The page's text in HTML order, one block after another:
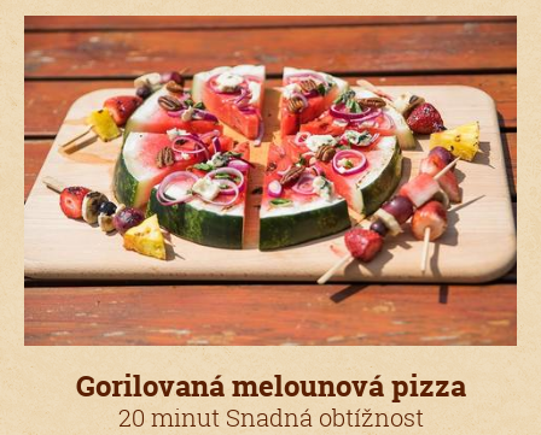
Gorilovaná melounová pizza
20 minut Snadná obtížnost